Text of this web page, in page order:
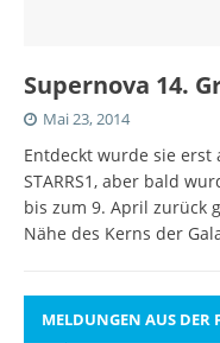
Supernova 14.
Mai 23, 2014
Entdeckt wurde sie erst
STARRS1, aber bald
bis zum 9. April zurück
Nähe des Kerns der
MELDUNGEN AUS DER